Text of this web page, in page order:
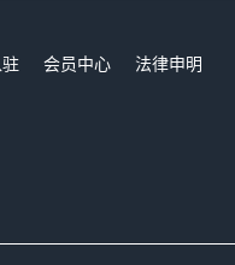
会员中心
法律申明